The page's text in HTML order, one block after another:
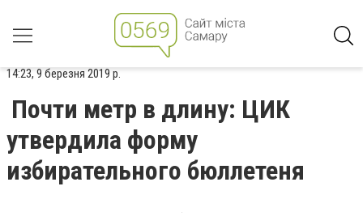
14:23, 9 березня 2019 р.
Почти метр в длину: ЦИК
утвердила форму
избирательного бюллетеня